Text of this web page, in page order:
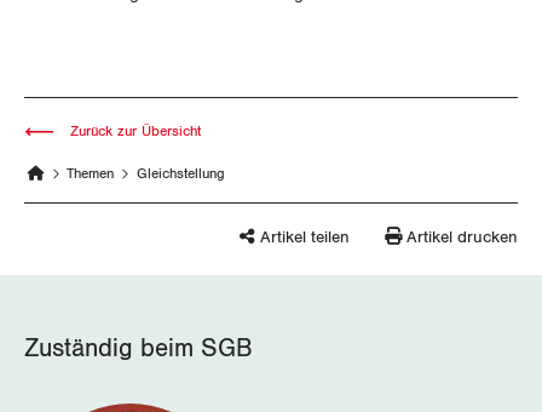
Themen Gleichstellung
Zurück zur Übersicht
Artikel teilen Artikel drucken
Zuständig beim SGB